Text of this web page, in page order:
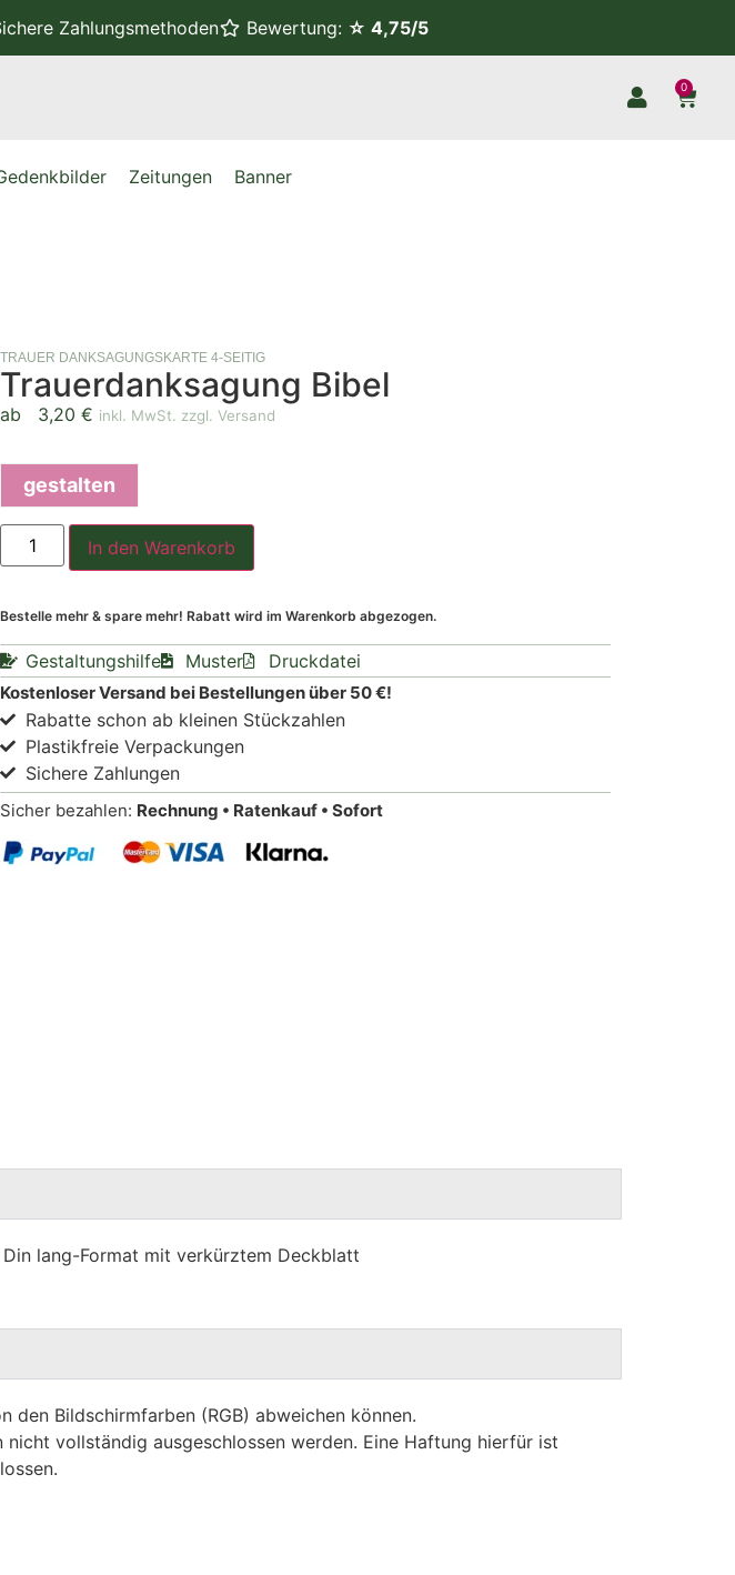
Zahlungsmethoden Bewertung: ☆ 4,75/5
0
Zeitungen Banner
TRAUER DANKSAGUNGSKARTE 4-SEITIG
Trauerdanksagung Bibel
ab 3,20 € inkl. MwSt. zzgl. Versand
gestalten
In den Warenkorb
Bestelle mehr & spare mehr! Rabatt wird im Warenkorb abgezogen.
Gestaltungshilfe Muster Druckdatei
Kostenloser Versand bei Bestellungen über 50 €!
Rabatte schon ab kleinen Stückzahlen
Plastikfreie Verpackungen
Sichere Zahlungen
Sicher bezahlen: Rechnung • Ratenkauf • Sofort
lang-Format mit verkürztem Deckblatt
den Bildschirmfarben (RGB) abweichen können.
vollständig ausgeschlossen werden. Eine Haftung hierfür ist